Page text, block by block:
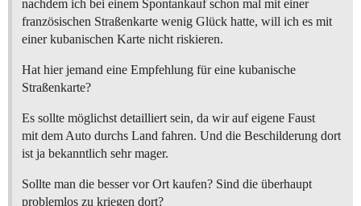
nachdem ich bei einem Spontankauf schon mal mit einer
französischen Straßenkarte wenig Glück hatte, will ich es mit
einer kubanischen Karte nicht riskieren.
Hat hier jemand eine Empfehlung für eine kubanische
Straßenkarte?
Es sollte möglichst detailliert sein, da wir auf eigene Faust
mit dem Auto durchs Land fahren. Und die Beschilderung dort
ist ja bekanntlich sehr mager.
Sollte man die besser vor Ort kaufen? Sind die überhaupt
problemlos zu kriegen dort?